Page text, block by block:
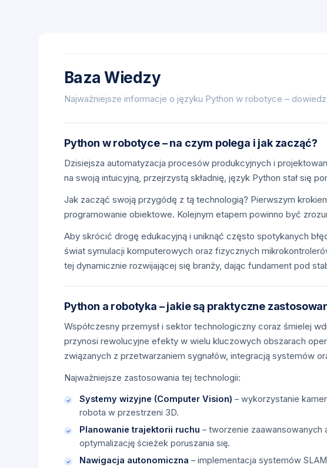
Baza Wiedzy
Najważniejsze informacje o języku Python w robotyce –
Python w robotyce – na czym polega i jak zacząć?
Dzisiejsza automatyzacja procesów produkcyjnych i
na swoją intuicyjną, przejrzystą składnię, język Python stał się
Jak zacząć swoją przygódę z tą technologią? Pierwszym
programowanie obiektowe. Kolejnym etapem powinno być
Aby skrócić drogę edukacyjną i uniknąć często spotykanych
świat symulacji komputerowych oraz fizycznych
tej dynamicznie rozwijającej się branży, dając fundament pod
Python a robotyka – jakie są praktyczne
Współczesny przemysł i sektor technologiczny coraz śmielej
przynosi rewolucyjne efekty w wielu kluczowych obszarach
związanych z przetwarzaniem sygnałów, integracją systemów
Najważniejsze zastosowania tej technologii:
Systemy wizyjne (Computer Vision) – wykorzystanie
robota w przestrzeni 3D.
Planowanie trajektorii ruchu – tworzenie
optymalizację ścieżek poruszania się.
Nawigacja autonomiczna – implementacja systemów